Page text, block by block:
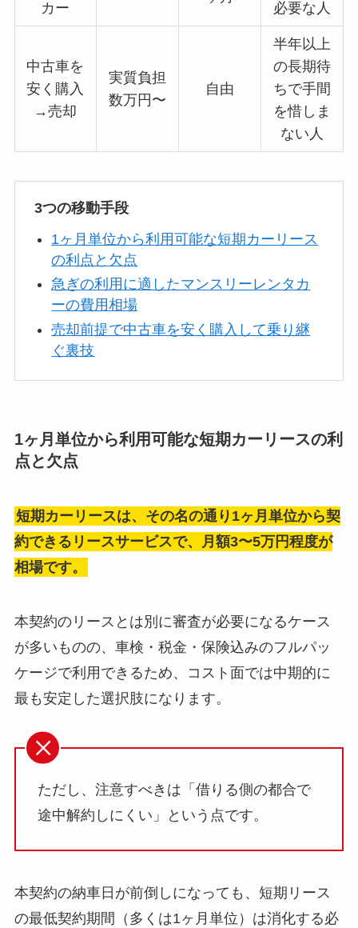
カー 必要な人
中古車を
安く購入
→売却
実質負担
数万円〜
自由
半年以上
の長期待
ちで手間
を惜しま
ない人
3つの移動手段
1ヶ月単位から利用可能な短期カーリース
の利点と欠点
急ぎの利用に適したマンスリーレンタカ
ーの費用相場
売却前提で中古車を安く購入して乗り継
ぐ裏技
1ヶ月単位から利用可能な短期カーリースの利
点と欠点
短期カーリースは、その名の通り1ヶ月単位から契
約できるリースサービスで、月額3〜5万円程度が
相場です。
本契約のリースとは別に審査が必要になるケース
が多いものの、車検・税金・保険込みのフルパッ
ケージで利用できるため、コスト面では中期的に
最も安定した選択肢になります。
ただし、注意すべきは「借りる側の都合で
途中解約しにくい」という点です。
本契約の納車日が前倒しになっても、短期リース
の最低契約期間（多くは1ヶ月単位）は消化する必